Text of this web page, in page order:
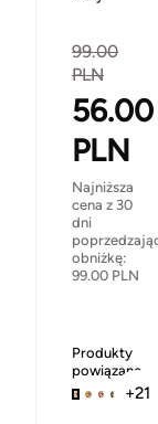
99.00
PLN
56.00
PLN
Najniższa
cena z 30
dni
obniżkę:
99.00 PLN
Produkty
powiązane
+21